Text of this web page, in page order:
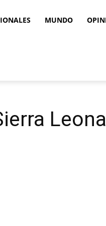
MUNDO
Leona